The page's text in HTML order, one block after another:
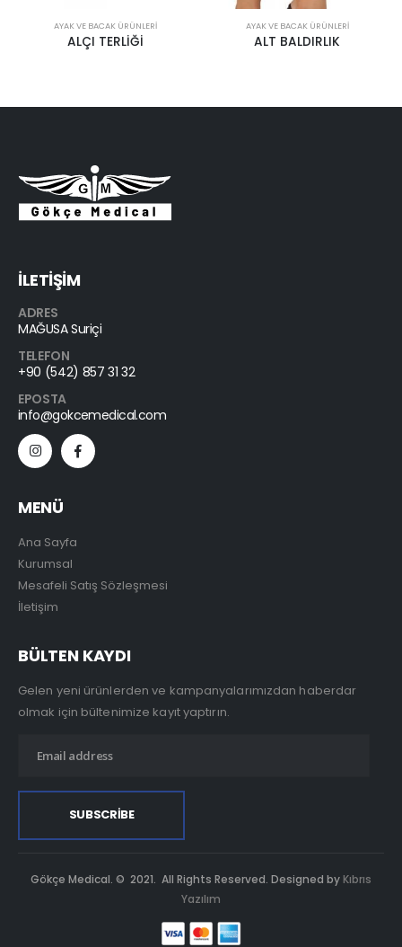
AYAK VE BACAK ÜRÜNLERI
ALT BALDIRLIK
AYAK VE BACAK ÜRÜNLERI
İLETİŞİM
ADRES
MAĞUSA Suriçi
TELEFON
+90 (542) 857 31 32
EPOSTA
info@gokcemedical.com
MENÜ
Ana Sayfa
Kurumsal
Mesafeli Satış Sözleşmesi
İletişim
BÜLTEN KAYDI
Gelen yeni ürünlerden ve kampanyalarımızdan haberdar
olmak için bültenimize kayıt yaptırın.
Gökçe Medical. © 2021. All Rights Reserved. Designed by Kıbrıs
Yazılım